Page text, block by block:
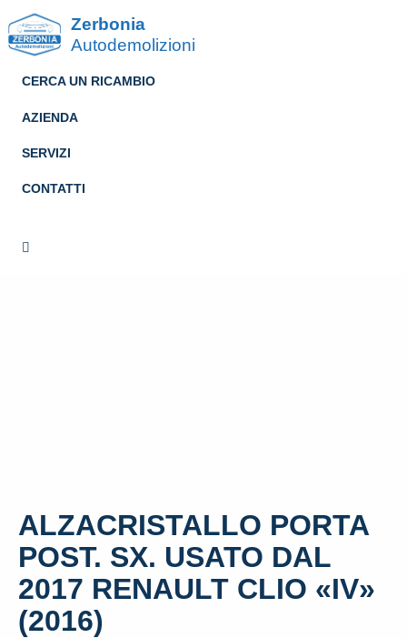
Zerbonia
Autodemolizioni
CERCA UN RICAMBIO
AZIENDA
SERVIZI
CONTATTI
ALZACRISTALLO PORTA
POST. SX. USATO DAL
2017 RENAULT CLIO «IV»
(2016)